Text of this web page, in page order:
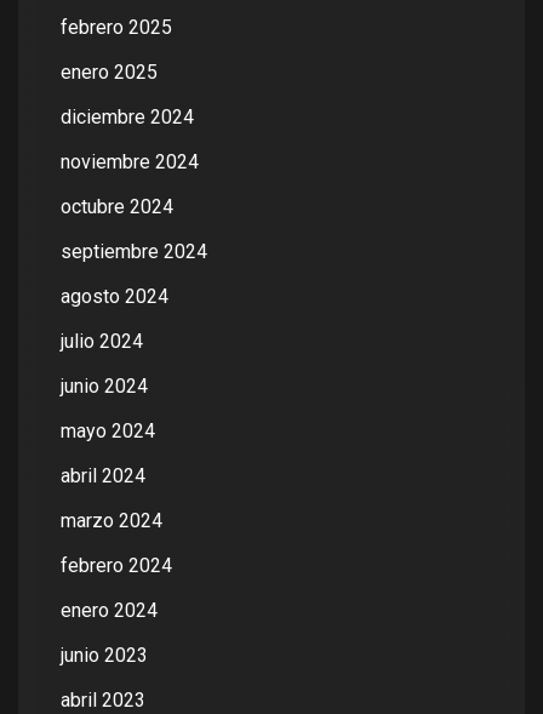
febrero 2025
enero 2025
diciembre 2024
noviembre 2024
octubre 2024
septiembre 2024
agosto 2024
julio 2024
junio 2024
mayo 2024
abril 2024
marzo 2024
febrero 2024
enero 2024
junio 2023
abril 2023